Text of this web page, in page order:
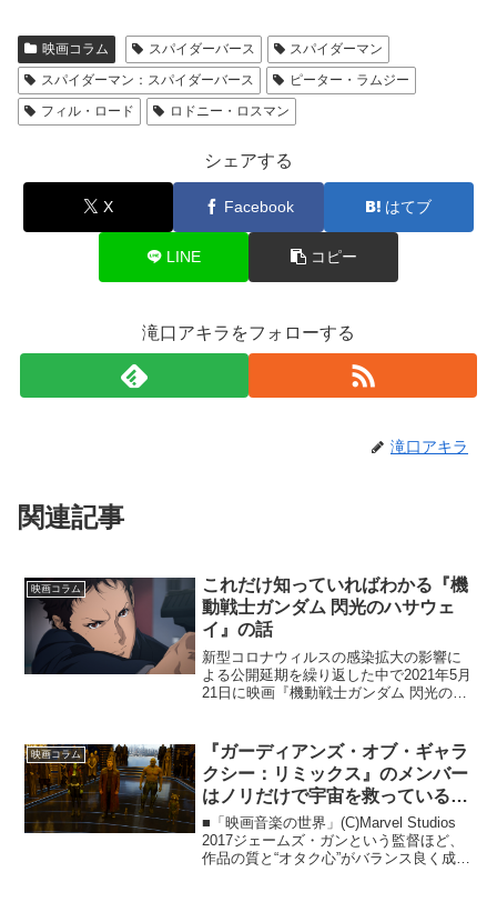
映画コラム スパイダーバース
スパイダーマン
スパイダーマン：スパイダーバース
ピーター・ラムジー
フィル・ロード
ロドニー・ロスマン
シェアする
X Facebook はてブ
LINE コピー
滝口アキラをフォローする
滝口アキラ
関連記事
映画コラム
これだけ知っていればわかる『機
動戦士ガンダム 閃光のハサウェ
イ』の話
新型コロナウィルスの感染拡大の影響に
よる公開延期を繰り返した中で2021年5月
21日に映画『機動戦士ガンダム 閃光のハ
ズの劇場長編最新作でもあります。ロボ
ットアニメ...
映画コラム
『ガーディアンズ・オブ・ギャラ
クシー：リミックス』のメンバー
はノリだけで宇宙を救っているわ
けではなかった話
■「映画音楽の世界」(C)Marvel Studios
2017ジェームズ・ガンという監督ほど、
作品の質と“オタク心”がバランス良く成立